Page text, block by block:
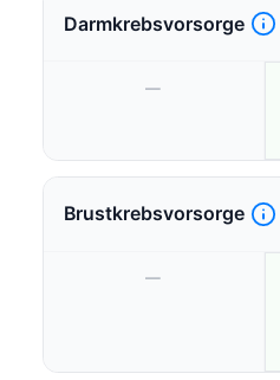
Darmkrebsvorsorge
—
Brustkrebsvorsorge
—